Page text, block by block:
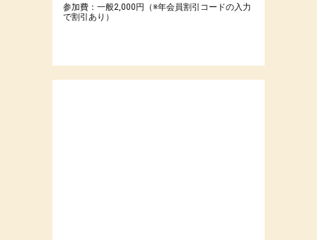
参加費：一般2,000円（※年会員割引コードの入力
で割引あり）